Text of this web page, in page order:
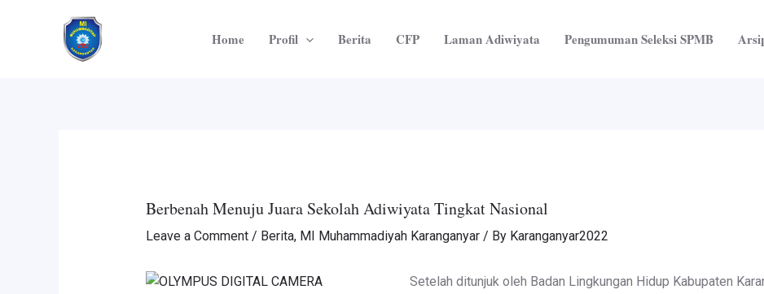
Home Profil Berita CFP Laman Adiwiyata Pengumuman Seleksi SPMB
Berbenah Menuju Juara Sekolah Adiwiyata Tingkat Nasional
Leave a Comment / Berita, MI Muhammadiyah Karanganyar/ By Karanganyar2022
Setelah ditunjuk oleh Badan Lingkungan Hidup Kabupaten
navigation